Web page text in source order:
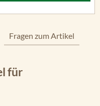
Fragen zum Artikel
für